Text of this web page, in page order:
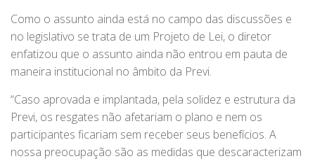
Como o assunto ainda está no campo das discussões e
no legislativo se trata de um Projeto de Lei, o diretor
enfatizou que o assunto ainda não entrou em pauta de
maneira institucional no âmbito da Previ.
“Caso aprovada e implantada, pela solidez e estrutura da
Previ, os resgates não afetariam o plano e nem os
participantes ficariam sem receber seus benefícios. A
nossa preocupação são as medidas que descaracterizam